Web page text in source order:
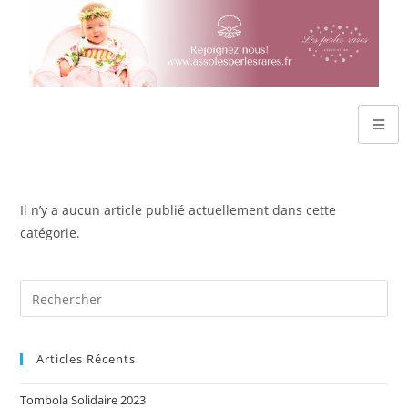
Il n’y a aucun article publié actuellement dans cette
catégorie.
Articles Récents
Tombola Solidaire 2023